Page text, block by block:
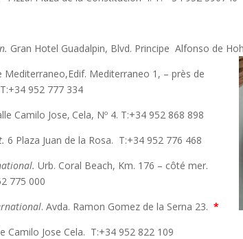
Gran Hotel Guadalpin, Blvd. Principe Alfonso de
Mediterraneo,Edif. Mediterraneo 1, – près de
952 777 334
Camilo Jose‚ Cela, Nº 4. T:+34 952 868 898
6 Plaza Juan de la Rosa. T:+34 952 776 468
Urb. Coral Beach, Km. 176 – côté mer.
775 000
. Avda. Ramon Gomez de la Serna 23.*
Camilo Jose Cela. T:+34 952 822 109